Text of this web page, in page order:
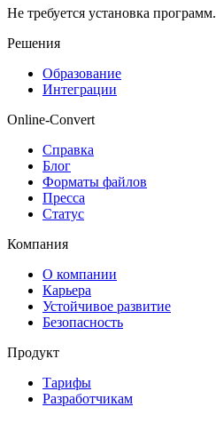
Не требуется установка программ.
Решения
Образование
Интеграции
Online-Convert
Справка
Блог
Форматы файлов
Пресса
Статус
Компания
О компании
Карьера
Устойчивое развитие
Безопасность
Продукт
Тарифы
Разработчикам